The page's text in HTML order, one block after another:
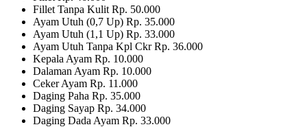
Fillet Tanpa Kulit Rp. 50.000
Ayam Utuh (0,7 Up) Rp. 35.000
Ayam Utuh (1,1 Up) Rp. 33.000
Ayam Utuh Tanpa Kpl Ckr Rp. 36.000
Kepala Ayam Rp. 10.000
Dalaman Ayam Rp. 10.000
Ceker Ayam Rp. 11.000
Daging Paha Rp. 35.000
Daging Sayap Rp. 34.000
Daging Dada Ayam Rp. 33.000